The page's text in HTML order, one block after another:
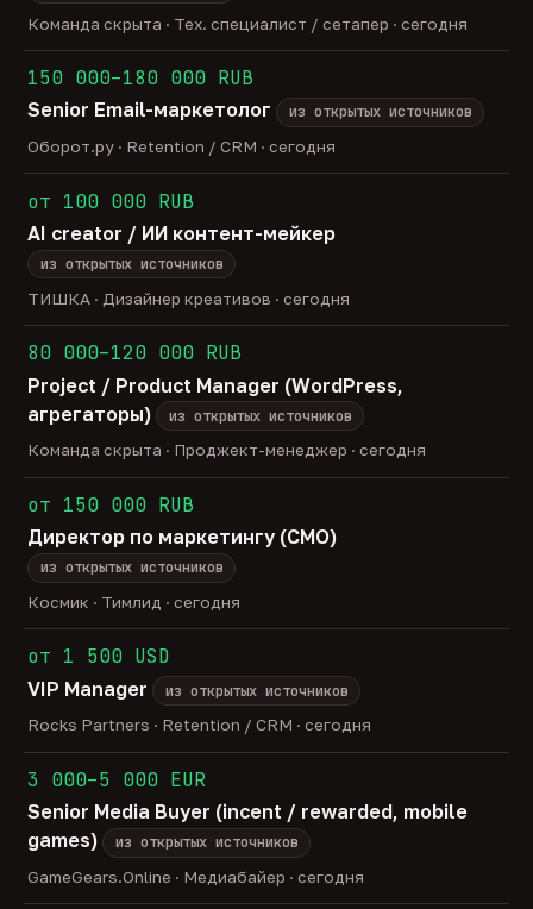
Команда скрыта · Тех. специалист / сетапер · сегодня
150 000–180 000 RUB
Senior Email-маркетолог
из открытых источников
Оборот.ру · Retention / CRM · сегодня
от 100 000 RUB
AI creator / ИИ контент-мейкер
из открытых источников
ТИШКА · Дизайнер креативов · сегодня
80 000–120 000 RUB
Project / Product Manager (WordPress,
агрегаторы)
из открытых источников
Команда скрыта · Проджект-менеджер · сегодня
от 150 000 RUB
Директор по маркетингу (CMO)
из открытых источников
Космик · Тимлид · сегодня
от 1 500 USD
VIP Manager
из открытых источников
Rocks Partners · Retention / CRM · сегодня
3 000–5 000 EUR
Senior Media Buyer (incent / rewarded, mobile
games)
из открытых источников
GameGears.Online · Медиабайер · сегодня